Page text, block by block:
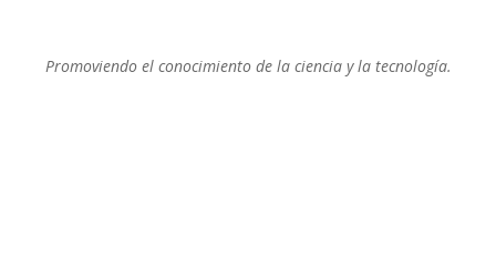
Promoviendo el conocimiento de la ciencia y la tecnología.